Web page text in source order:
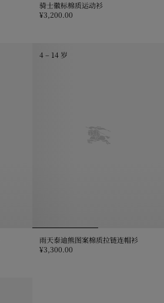
骑士徽标棉质运动衫
¥3,200.00
4 – 14 岁
雨天泰迪熊图案棉质拉链连帽衫
¥3,300.00